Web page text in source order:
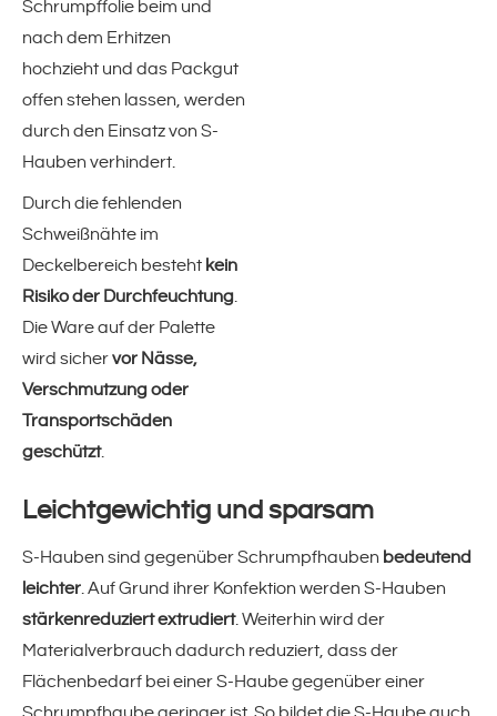
Mini-Stretchfolie
ventiLITE(!) »
ventiLITE(!) air
ventiLITE(!) flora
ventiLITE(!) florette
ventiLITE(!) BASIC, POWER und
SUPERPOWER
proTYRE(!) - Reifenstretchfolie für
Schrumpffolie beim und
nach dem Erhitzen
hochzieht und das Packgut
offen stehen lassen, werden
durch den Einsatz von S-
Hauben verhindert.
Durch die fehlenden
Schweißnähte im
Deckelbereich besteht kein
Risiko der Durchfeuchtung.
Die Ware auf der Palette
wird sichervor Nässe,
Verschmutzung oder
Transportschäden
geschützt.
Leichtgewichtig und sparsam
S-Hauben sind gegenüber Schrumpfhauben bedeutend
leichter. Auf Grund ihrer Konfektion werden S-Hauben
stärkenreduziert extrudiert. Weiterhin wird der
Materialverbrauch dadurch reduziert, dass der
Flächenbedarf bei einer S-Haube gegenüber einer